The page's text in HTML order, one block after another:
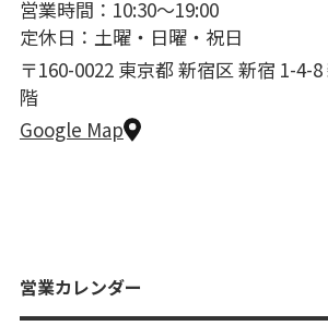
営業時間：10:30〜19:00
定休日：土曜・日曜・祝日
〒160-0022 東京都 新宿区 新宿 1-4-
階
Google Map
営業カレンダー